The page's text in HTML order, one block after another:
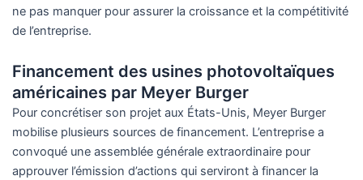
ne pas manquer pour assurer la croissance et la compétitivité
de l’entreprise.
Financement des usines photovoltaïques
américaines par Meyer Burger
Pour concrétiser son projet aux États-Unis, Meyer Burger
mobilise plusieurs sources de financement. L’entreprise a
convoqué une assemblée générale extraordinaire pour
approuver l’émission d’actions qui serviront à financer la